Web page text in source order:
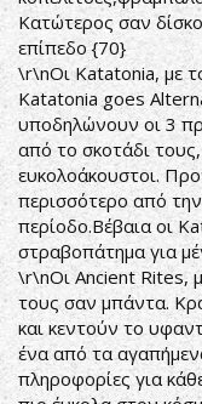
Κατώτερος σαν
επίπεδο {70}
\r\nΟι Katatonia, με το
Katatonia goes
υποδηλώνουν οι 3
από το σκοτάδι τους,
ευκολοάκουστοι.
περισσότερο από
περίοδο.Βέβαια οι
στραβοπάτημα για
\r\nΟι Ancient Rites,
τους σαν μπάντα.
και κεντούν το
ένα από τα
πληροφορίες για